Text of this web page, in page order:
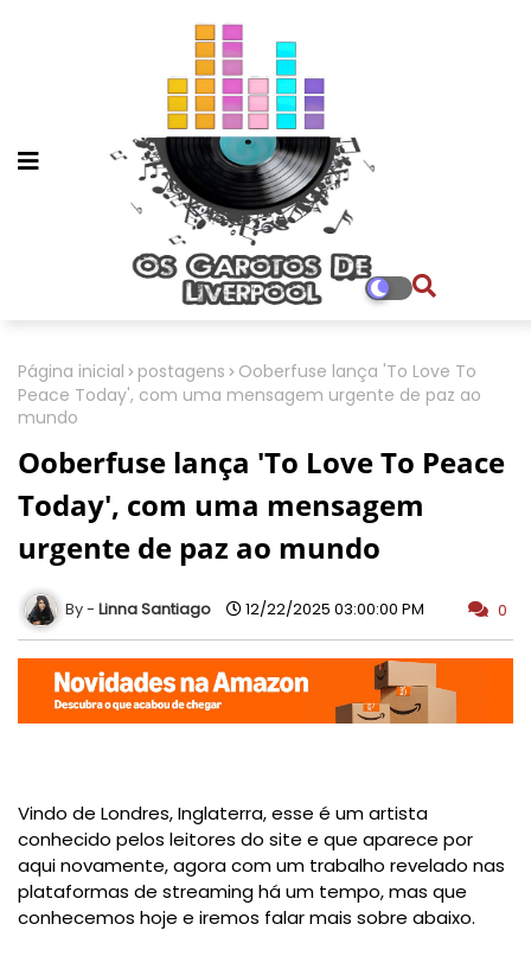
Página inicial postagens
Ooberfuse lança 'To Love To
Peace Today', com uma mensagem urgente de paz ao
mundo
Ooberfuse lança 'To Love To Peace
Today', com uma mensagem
urgente de paz ao mundo
Linna Santiago 12/22/2025 03:00:00 PM 0
Vindo de Londres, Inglaterra, esse é um artista
conhecido pelos leitores do site e que aparece por
aqui novamente, agora com um trabalho revelado nas
plataformas de streaming há um tempo, mas que
conhecemos hoje e iremos falar mais sobre abaixo.